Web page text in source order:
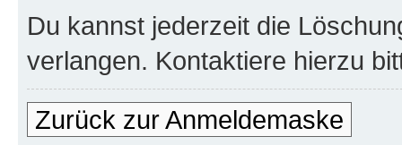
Du kannst jederzeit die
verlangen. Kontaktiere hierzu
Zurück zur Anmeldemaske